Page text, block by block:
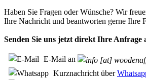
Haben Sie Fragen oder Wünsche? Wir
Ihre Nachricht und beantworten gerne Ihre
Senden Sie uns jetzt direkt Ihre Anfrage
E-Mail an
Kurznachricht über